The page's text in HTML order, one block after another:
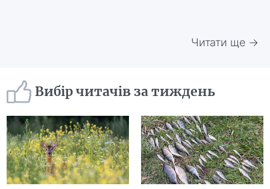
Читати ще →
Вибір читачів за тиждень